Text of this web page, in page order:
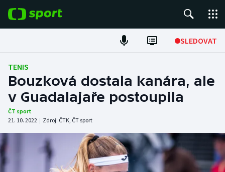
SLEDOVAT
Fotbal
Hokej
Tenis
Atletika
Cyklistika
TENIS
Bouzková dostala kanára, ale
v Guadalajaře postoupila
ČT sport
21. 10. 2022 | Zdroj: ČTK, ČT sport